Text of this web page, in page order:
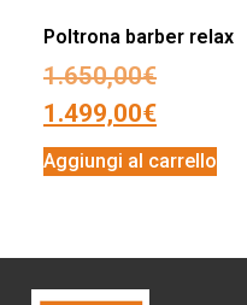
Poltrona barber relax
1.650,00€
1.499,00€
Aggiungi al carrello